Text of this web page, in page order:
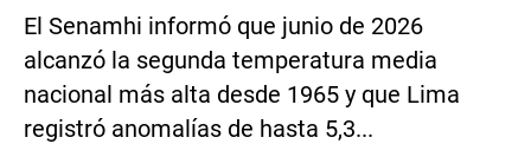
El Senamhi informó que junio de 2026
alcanzó la segunda temperatura media
nacional más alta desde 1965 y que Lima
registró anomalías de hasta 5,3...